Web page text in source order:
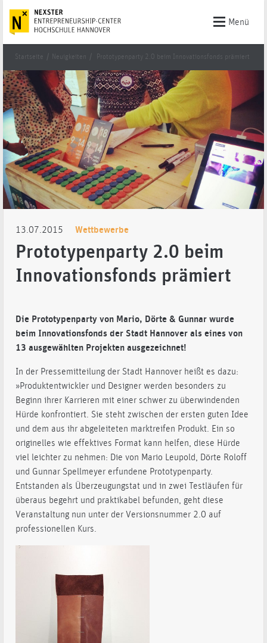
Menü
Startseite / Neuigkeiten / Prototypenparty 2.0 beim Innovationsfonds prämiert
13.07.2015 Wettbewerbe
Prototypenparty 2.0 beim
Innovationsfonds prämiert
Die Prototypenparty von Mario, Dörte & Gunnar wurde
beim Innovationsfonds der Stadt Hannover als eines von
13 ausgewählten Projekten ausgezeichnet!
In der Pressemitteilung der Stadt Hannover heißt es dazu:
»Produktentwickler und Designer werden besonders zu
Beginn ihrer Karrieren mit einer schwer zu überwindenden
Hürde konfrontiert. Sie steht zwischen der ersten guten Idee
und dem aus ihr abgeleiteten marktreifen Produkt. Ein so
originelles wie effektives Format kann helfen, diese Hürde
viel leichter zu nehmen: Die von Mario Leupold, Dörte Roloff
und Gunnar Spellmeyer erfundene Prototypenparty.
Entstanden als Überzeugungstat und in zwei Testläufen für
überaus begehrt und praktikabel befunden, geht diese
Veranstaltung nun unter der Versionsnummer 2.0 auf
professionellen Kurs.